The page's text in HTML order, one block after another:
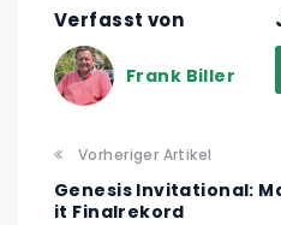
Verfasst von
Frank Biller
Vorheriger Artikel
Genesis Invitational:
it Finalrekord